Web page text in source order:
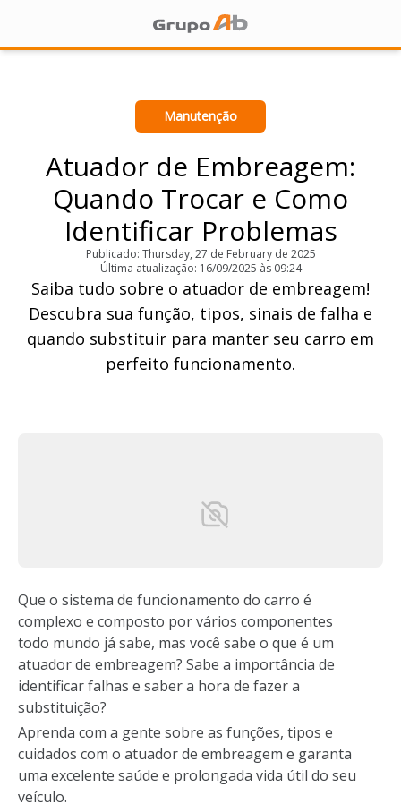
Manutenção
Atuador de Embreagem:
Quando Trocar e Como
Identificar Problemas
Publicado: Thursday, 27 de February de 2025
Última atualização: 16/09/2025 às 09:24
Saiba tudo sobre o atuador de embreagem!
Descubra sua função, tipos, sinais de falha e
quando substituir para manter seu carro em
perfeito funcionamento.
Que o sistema de funcionamento do carro é
complexo e composto por vários componentes
todo mundo já sabe, mas você sabe o que é um
atuador de embreagem? Sabe a importância de
identificar falhas e saber a hora de fazer a
substituição?
Aprenda com a gente sobre as funções, tipos e
cuidados com o atuador de embreagem e garanta
uma excelente saúde e prolongada vida útil do seu
veículo.